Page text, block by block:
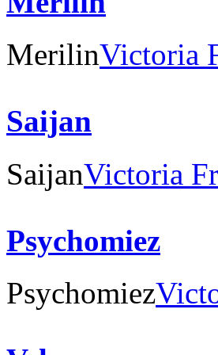
MerilinVictoria
Saijan
SaijanVictoria
Psychomiez
Psychomiez